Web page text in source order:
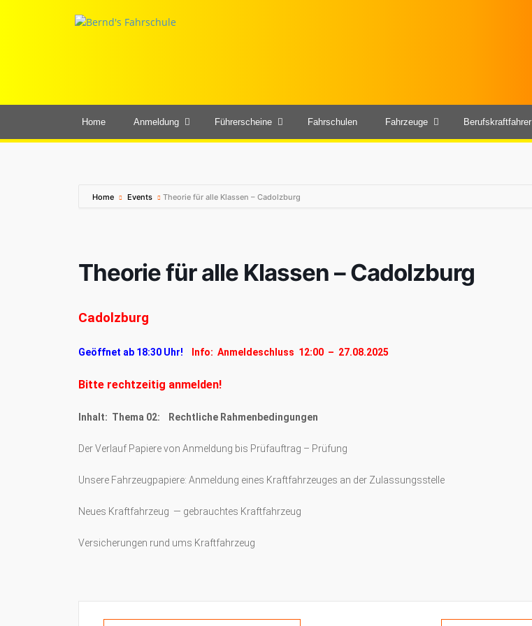
Home Anmeldung Führerscheine Fahrschulen Fahrzeuge Berufskraftfahrer
Home Events Theorie für alle Klassen – Cadolzburg
Theorie für alle Klassen – Cadolzburg
Cadolzburg
Geöffnet ab 18:30 Uhr! Info: Anmeldeschluss 12:00 – 27.08.2025
Bitte rechtzeitig anmelden!
Inhalt: Thema 02: Rechtliche Rahmenbedingungen
Der Verlauf Papiere von Anmeldung bis Prüfauftrag – Prüfung
Unsere Fahrzeugpapiere: Anmeldung eines Kraftfahrzeuges an der Zulassungsstelle
Neues Kraftfahrzeug — gebrauchtes Kraftfahrzeug
Versicherungen rund ums Kraftfahrzeug